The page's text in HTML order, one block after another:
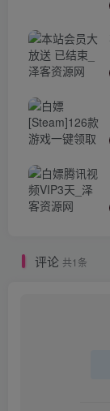
评论 共1条